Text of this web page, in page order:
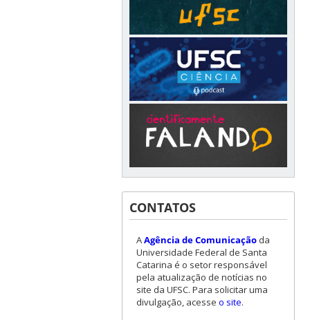
CONTATOS
AAgência de Comunicaçãoda
Universidade Federal de Santa
Catarina é o setor responsável
pela atualização de notícias no
site da UFSC. Para solicitar uma
divulgação, acesse o site.